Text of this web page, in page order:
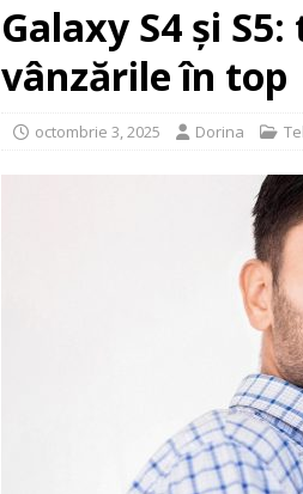
Galaxy S4 și
vânzările în top
octombrie 3, 2025 Dorina